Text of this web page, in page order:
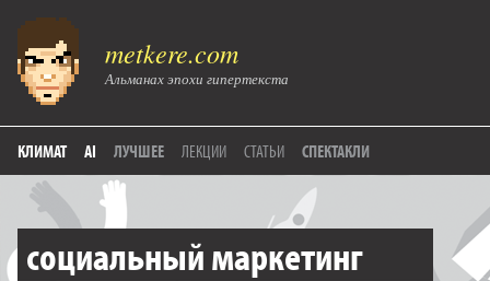
metkere.com
Альманах эпохи гипертекста
КЛИМАТ AI ЛУЧШЕЕ ЛЕКЦИИ СТАТЬИ СПЕКТАКЛИ
социальный маркетинг